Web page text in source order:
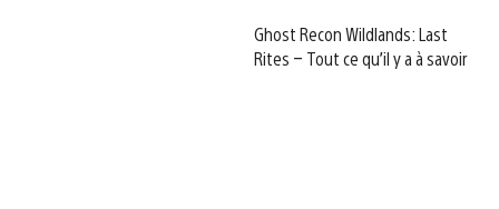
Ghost Recon Wildlands: Last
Rites – Tout ce qu’il y a à savoir